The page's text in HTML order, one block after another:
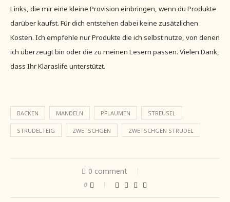
Links, die mir eine kleine Provision einbringen, wenn du Produkte
darüber kaufst. Für dich entstehen dabei keine zusätzlichen
Kosten. Ich empfehle nur Produkte die ich selbst nutze, von denen
ich überzeugt bin oder die zu meinen Lesern passen. Vielen Dank,
dass Ihr Klaraslife unterstützt.
BACKEN MANDELN PFLAUMEN STREUSEL
STRUDELTEIG ZWETSCHGEN ZWETSCHGEN STRUDEL
0 comment
0